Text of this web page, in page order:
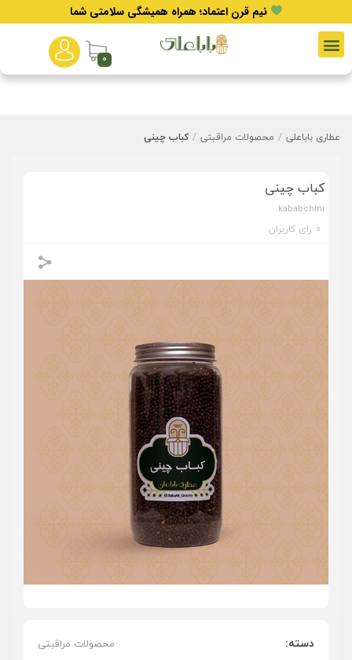
نیم قرن اعتماد؛ همراه همیشگی سلامتی شما
0
عطاری باباعلی / محصولات مراقبتی / کباب چینی
کباب چینی
kababchini
0 رای کاربران
دسته: محصولات مراقبتی